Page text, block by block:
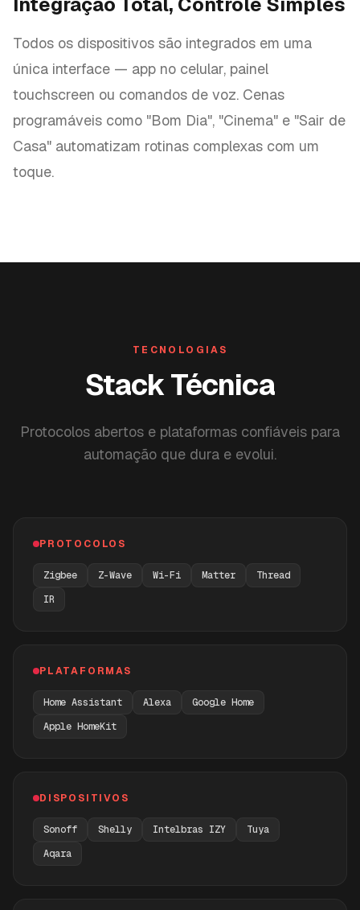
Todos os dispositivos são integrados em uma
única interface — app no celular, painel
touchscreen ou comandos de voz. Cenas
programáveis como "Bom Dia", "Cinema" e "Sair de
Casa" automatizam rotinas complexas com um
toque.
TECNOLOGIAS
Stack Técnica
Protocolos abertos e plataformas confiáveis para
automação que dura e evolui.
PROTOCOLOS
Zigbee Z-Wave Wi-Fi Matter
Thread
IR
PLATAFORMAS
Home Assistant Alexa
Google Home
Apple HomeKit
DISPOSITIVOS
Sonoff Shelly Intelbras IZY
Tuya
Aqara